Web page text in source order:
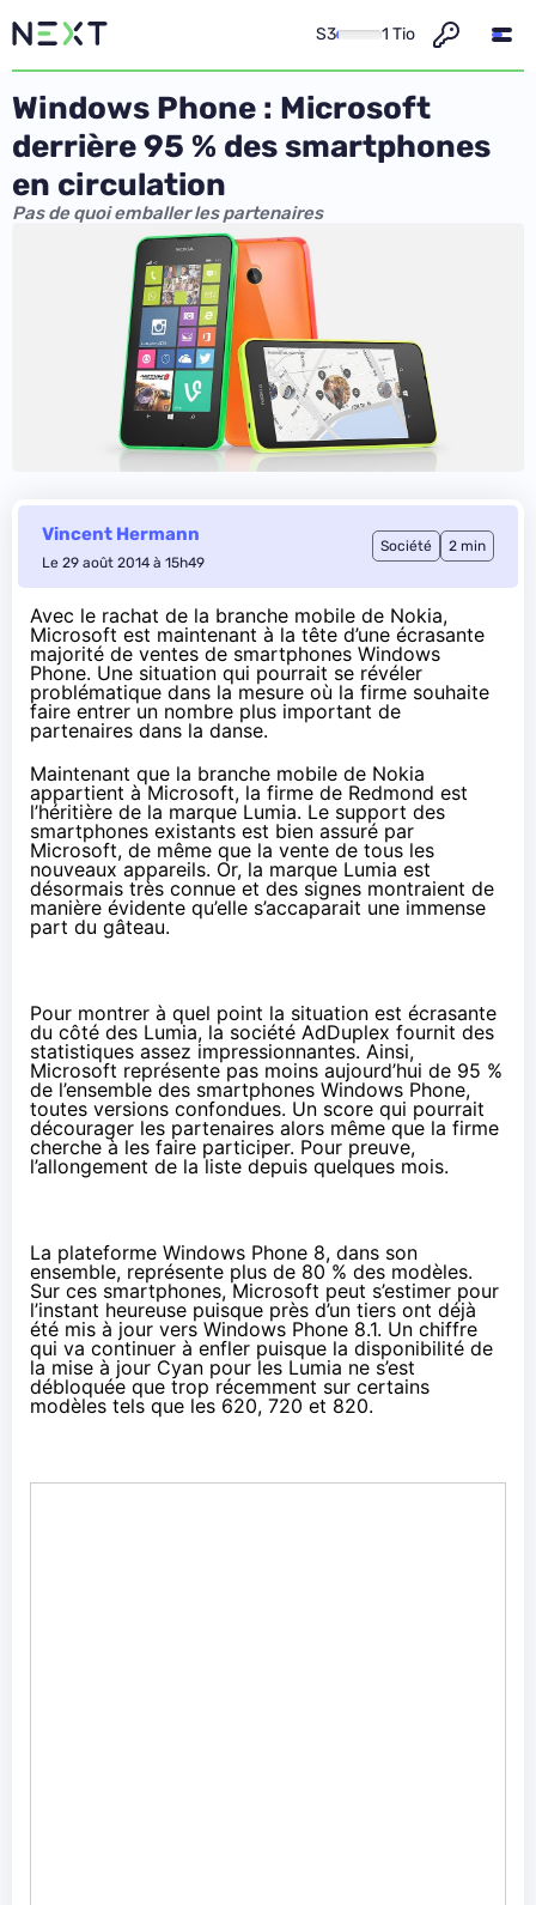
S3 1 Tio
Windows Phone : Microsoft
derrière 95 % des smartphones
en circulation
Pas de quoi emballer les partenaires
Vincent Hermann
Le 29 août 2014 à 15h49
Société 2 min
Avec le rachat de la branche mobile de Nokia,
Microsoft est maintenant à la tête d’une écrasante
majorité de ventes de smartphones Windows
Phone. Une situation qui pourrait se révéler
problématique dans la mesure où la firme souhaite
faire entrer un nombre plus important de
partenaires dans la danse.
Maintenant que la branche mobile de Nokia
appartient à Microsoft, la firme de Redmond est
l’héritière de la marque Lumia. Le support des
smartphones existants est bien assuré par
Microsoft, de même que la vente de tous les
nouveaux appareils. Or, la marque Lumia est
désormais très connue et des signes montraient de
manière évidente qu’elle s’accaparait une immense
part du gâteau.
Pour montrer à quel point la situation est écrasante
du côté des Lumia, la société AdDuplex fournit des
statistiques assez impressionnantes. Ainsi,
Microsoft représente pas moins aujourd’hui de 95 %
de l’ensemble des smartphones Windows Phone,
toutes versions confondues. Un score qui pourrait
décourager les partenaires alors même que la firme
cherche à les faire participer. Pour preuve,
l’allongement de la liste depuis quelques mois.
La plateforme Windows Phone 8, dans son
ensemble, représente plus de 80 % des modèles.
Sur ces smartphones, Microsoft peut s’estimer pour
l’instant heureuse puisque près d’un tiers ont déjà
été mis à jour vers Windows Phone 8.1. Un chiffre
qui va continuer à enfler puisque la disponibilité de
la mise à jour Cyan pour les Lumia ne s’est
débloquée que trop récemment sur certains
modèles tels que les 620, 720 et 820.